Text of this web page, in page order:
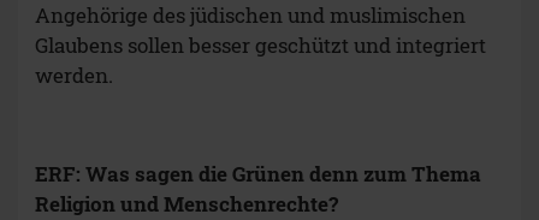
Angehörige des jüdischen und muslimischen
Glaubens sollen besser geschützt und integriert
werden.
ERF: Was sagen die Grünen denn zum Thema
Religion und Menschenrechte?